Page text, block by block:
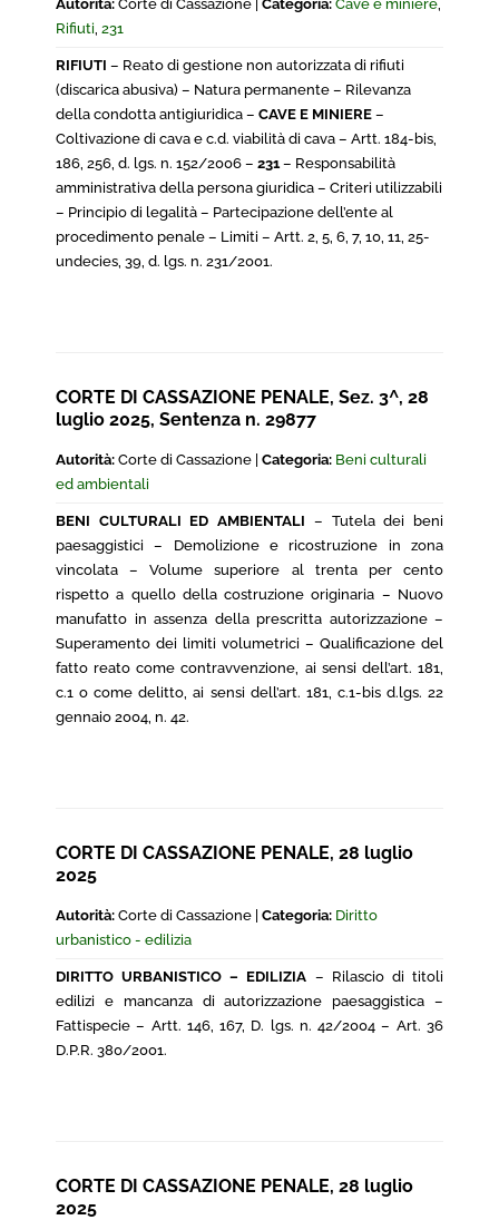
Autorità: Corte di Cassazione | Categoria: Cave e miniere,
Rifiuti, 231
RIFIUTI – Reato di gestione non autorizzata di rifiuti
(discarica abusiva) – Natura permanente – Rilevanza
della condotta antigiuridica – CAVE E MINIERE –
Coltivazione di cava e c.d. viabilità di cava – Artt. 184-bis,
186, 256, d. lgs. n. 152/2006 – 231– Responsabilità
amministrativa della persona giuridica – Criteri utilizzabili
– Principio di legalità – Partecipazione dell’ente al
procedimento penale – Limiti – Artt. 2, 5, 6, 7, 10, 11, 25-
undecies, 39, d. lgs. n. 231/2001.
CORTE DI CASSAZIONE PENALE, Sez. 3^, 28
luglio 2025, Sentenza n. 29877
Autorità: Corte di Cassazione | Categoria: Beni culturali
ed ambientali
BENI CULTURALI ED AMBIENTALI – Tutela dei beni
paesaggistici – Demolizione e ricostruzione in zona
vincolata – Volume superiore al trenta per cento
rispetto a quello della costruzione originaria – Nuovo
manufatto in assenza della prescritta autorizzazione –
Superamento dei limiti volumetrici – Qualificazione del
fatto reato come contravvenzione, ai sensi dell’art. 181,
c.1 o come delitto, ai sensi dell’art. 181, c.1-bis d.lgs. 22
gennaio 2004, n. 42.
CORTE DI CASSAZIONE PENALE, 28 luglio
2025
Autorità: Corte di Cassazione | Categoria: Diritto
urbanistico - edilizia
DIRITTO URBANISTICO – EDILIZIA – Rilascio di titoli
edilizi e mancanza di autorizzazione paesaggistica –
Fattispecie – Artt. 146, 167, D. lgs. n. 42/2004 – Art. 36
D.P.R. 380/2001.
CORTE DI CASSAZIONE PENALE, 28 luglio
2025